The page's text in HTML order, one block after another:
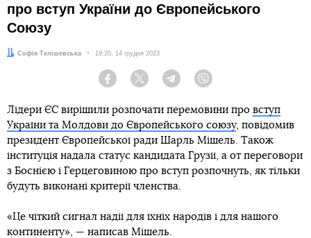
про вступ України до Європейського
Союзу
Автор:
Софія Телішевська Дата:
19:20, 14 грудня 2023
Facebook Twitter Telegram
Лідери ЄС вирішили розпочати перемовини про вступ
України та Молдови до Європейського союзу, повідомив
президент Європейської ради Шарль Мішель. Також
інституція надала статус кандидата Грузії, а от переговори
з Боснією і Герцеговиною про вступ розпочнуть, як тільки
будуть виконані критерії членства.
«Це чіткий сигнал надії для їхніх народів і для нашого
континенту», — написав Мішель.